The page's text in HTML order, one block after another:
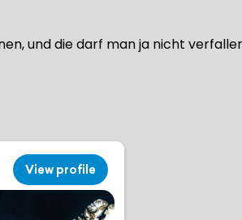
und die darf man ja nicht